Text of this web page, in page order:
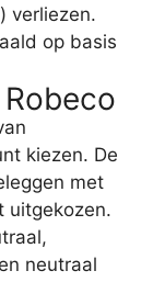
verliezen.
op basis
kiezen. De
met
uitgekozen.
neutraal